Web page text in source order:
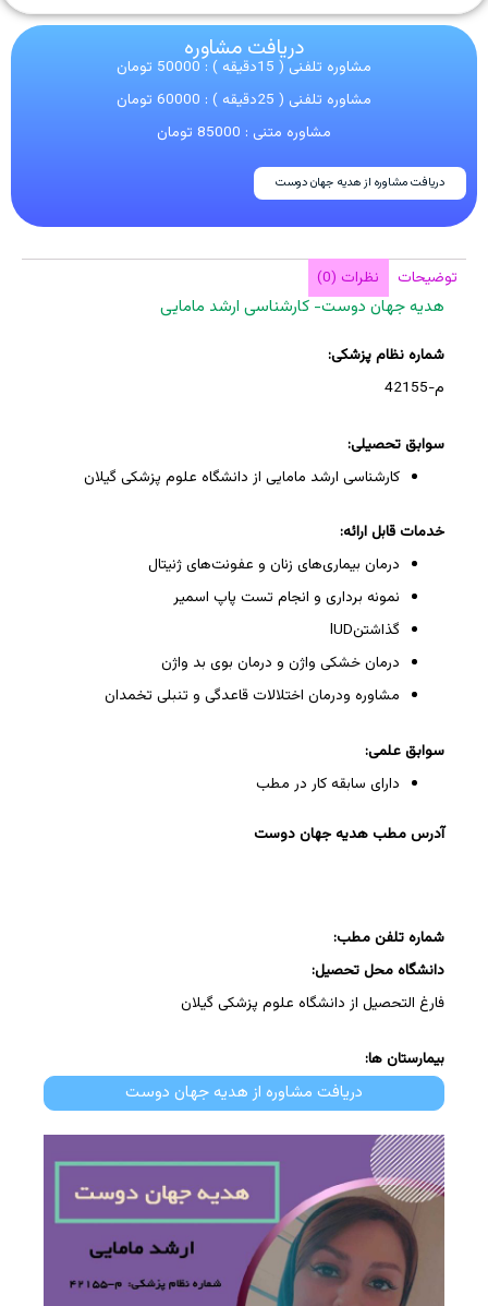
دریافت مشاوره
مشاوره تلفنی ( 15دقیقه ) : 50000 تومان
مشاوره تلفنی ( 25دقیقه ) : 60000 تومان
مشاوره متنی : 85000 تومان
دریافت مشاوره از هدیه جهان دوست
توضیحات نظرات (0)
هدیه جهان دوست- کارشناسی ارشد مامایی
شماره نظام پزشکی:
م-42155
سوابق تحصیلی:
کارشناسی ارشد مامایی از دانشگاه علوم پزشکی گیلان
خدمات قابل ارائه:
درمان بیماری‌های زنان و عفونت‌های ژنیتال
نمونه برداری و انجام تست پاپ اسمیر
گذاشتنlUD
درمان خشکی واژن و درمان بوی بد واژن
مشاوره ودرمان اختلالات قاعدگی و تنبلی تخمدان
سوابق علمی:
دارای سابقه کار در مطب
آدرس مطب هدیه جهان دوست
شماره تلفن مطب:
دانشگاه محل تحصیل:
فارغ التحصیل از دانشگاه علوم پزشکی گیلان
بیمارستان ها:
دریافت مشاوره از هدیه جهان دوست